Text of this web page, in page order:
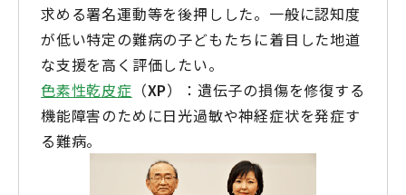
求める署名運動等を後押しした。一般に認知度
が低い特定の難病の子どもたちに着目した地道
な支援を高く評価したい。
色素性乾皮症 （XP）：遺伝子の損傷を修復する
機能障害のために日光過敏や神経症状を発症す
る難病。